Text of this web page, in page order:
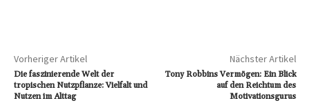
Vorheriger Artikel
Die faszinierende Welt der
tropischen Nutzpflanze: Vielfalt und
Nutzen im Alttag
Nächster Artikel
Tony Robbins Vermögen: Ein Blick
auf den Reichtum des
Motivationsgurus